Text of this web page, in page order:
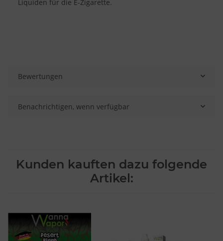
Liquiden für die E-Zigarette.
Bewertungen
Benachrichtigen, wenn verfügbar
Kunden kauften dazu folgende
Artikel: